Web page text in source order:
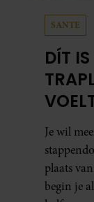
SANTE
DÍT
NIET
Je wil
plaats
begin je